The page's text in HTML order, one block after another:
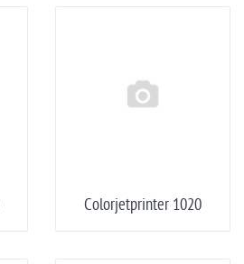
Colorjetprinter 1020